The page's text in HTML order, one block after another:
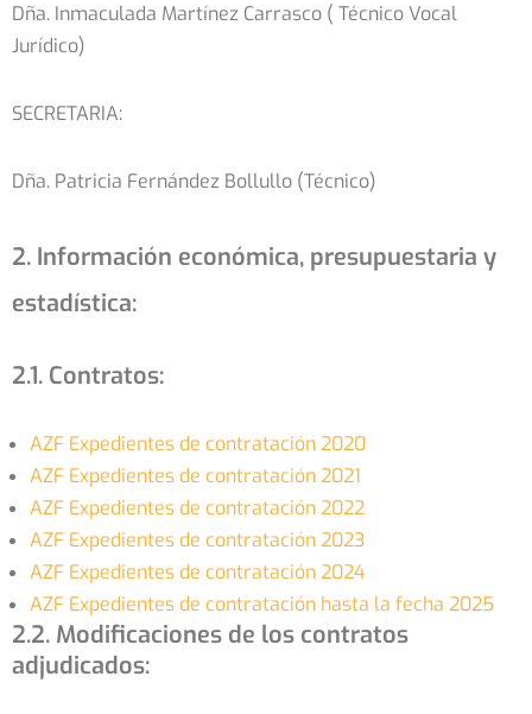
Dña. Inmaculada Martínez Carrasco ( Técnico Vocal
Jurídico)
SECRETARIA:
Dña. Patricia Fernández Bollullo (Técnico)
2. Información económica, presupuestaria y
estadística:
2.1. Contratos:
AZF Expedientes de contratación 2020
AZF Expedientes de contratación 2021
AZF Expedientes de contratación 2022
AZF Expedientes de contratación 2023
AZF Expedientes de contratación 2024
AZF Expedientes de contratación hasta la fecha 2025
2.2. Modificaciones de los contratos
adjudicados: